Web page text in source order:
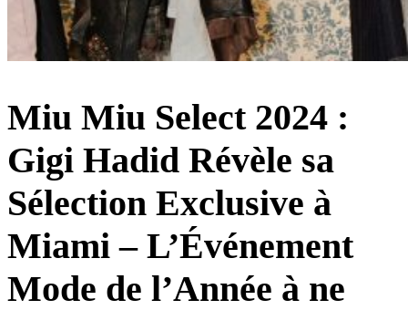
Miu Miu Select 2024 :
Gigi Hadid Révèle sa
Sélection Exclusive à
Miami – L’Événement
Mode de l’Année à ne